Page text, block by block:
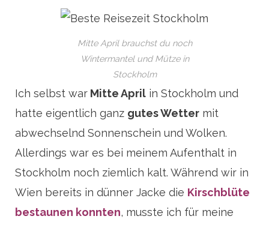
Mitte April brauchst du noch
Wintermantel und Mütze in
Stockholm
Ich selbst war Mitte April in Stockholm und
hatte eigentlich ganz gutes Wetter mit
abwechselnd Sonnenschein und Wolken.
Allerdings war es bei meinem Aufenthalt in
Stockholm noch ziemlich kalt. Während wir in
Wien bereits in dünner Jacke die Kirschblüte
bestaunen konnten, musste ich für meine